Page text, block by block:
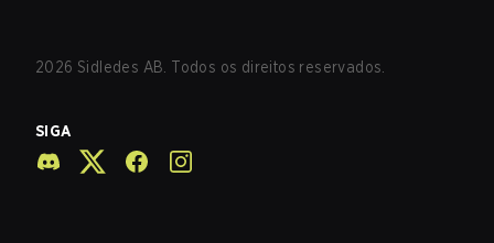
2026 Sidledes AB. Todos os direitos reservados.
SIGA